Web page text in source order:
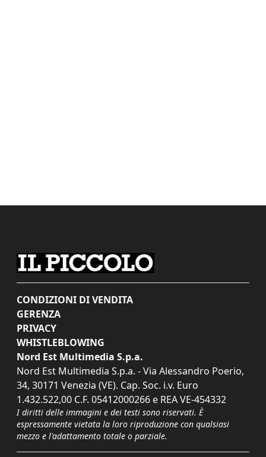
CONDIZIONI DI VENDITA
GERENZA
PRIVACY
WHISTLEBLOWING
Nord Est Multimedia S.p.a.
Nord Est Multimedia S.p.a. - Via Alessandro Poerio,
34, 30171 Venezia (VE). Cap. Soc. i.v. Euro
1.432.522,00 C.F. 05412000266 e REA VE-454332
I diritti delle immagini e dei testi sono riservati. È
espressamente vietata la loro riproduzione con qualsiasi
mezzo e l'adattamento totale o parziale.